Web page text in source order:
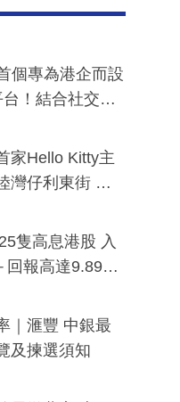
個專為港企而設
台！結合社交聆
」宣傳短片
家Hello Kitty主
灣仔利東街 推
系列
隻高息港股 入
回報高達9.89
｜滙豐 中銀最
及揀選須知